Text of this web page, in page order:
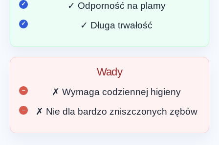
✓ Odporność na plamy
✓ Długa trwałość
Wady
✗ Wymaga codziennej higieny
✗ Nie dla bardzo zniszczonych zębów